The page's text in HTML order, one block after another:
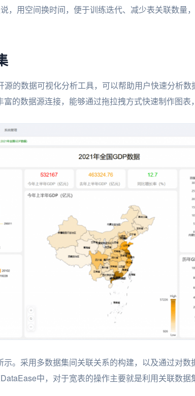
，用空间换时间，便于训练迭代、减少表关联数量
源的数据可视化分析工具，可以帮助用户快速分析
的数据源连接，能够通过拖拉拽方式快速制作图表
。采用多数据集间关联关系的构建，以及通过对
中，对于宽表的操作主要就是利用关联数据